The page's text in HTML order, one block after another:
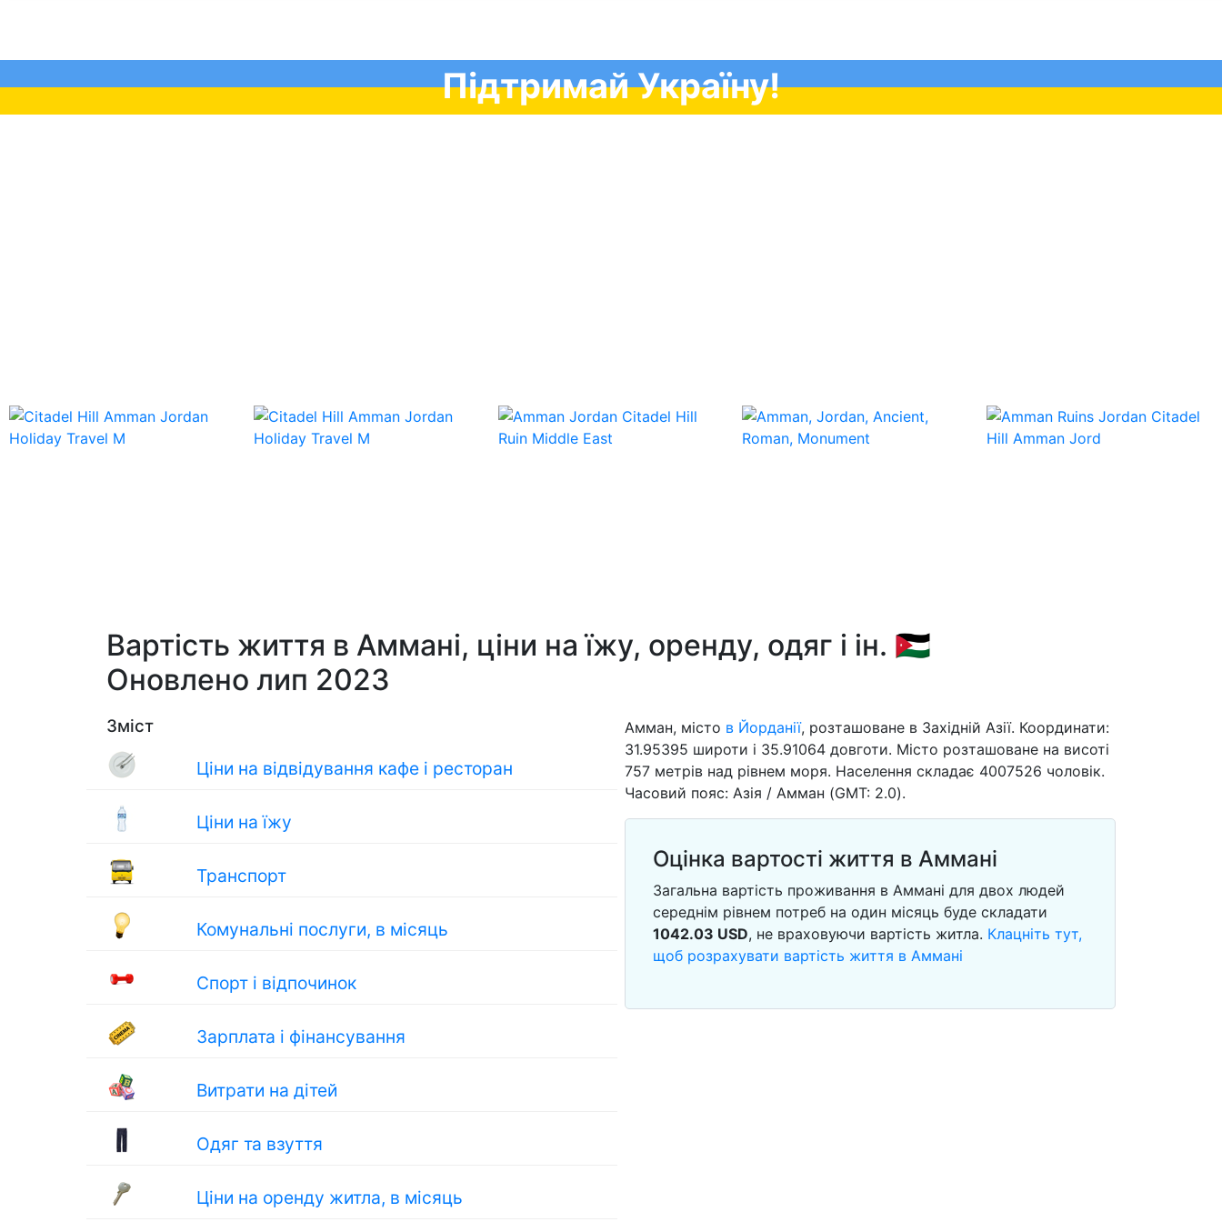
Підтримай Україну!
Вартість життя в Аммані, ціни на їжу, оренду, одяг і ін. 🇯🇴
Оновлено лип 2023
Зміст
Ціни на відвідування кафе і ресторан
Ціни на їжу
Транспорт
Комунальні послуги, в місяць
Спорт і відпочинок
Зарплата і фінансування
Витрати на дітей
Одяг та взуття
Ціни на оренду житла, в місяць
Амман, місто в Йорданії, розташоване в Західній Азії. Координати:
31.95395 широти і 35.91064 довготи. Місто розташоване на висоті
757 метрів над рівнем моря. Населення складає 4007526 чоловік.
Часовий пояс: Азія / Амман (GMT: 2.0).
Оцінка вартості життя в Аммані
Загальна вартість проживання в Аммані для двох людей
середнім рівнем потреб на один місяць буде складати
1042.03 USD, не враховуючи вартість житла. Клацніть тут,
щоб розрахувати вартість життя в Аммані